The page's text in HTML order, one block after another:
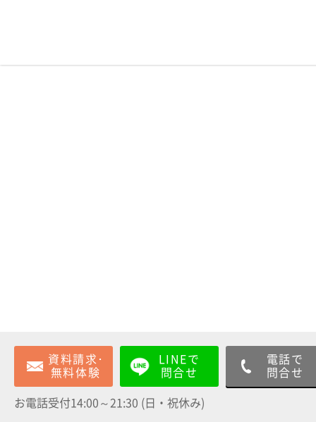
資料請求･
無料体験
LINEで
問合せ
電話で
問合せ
お電話受付14:00～21:30 (日・祝休み)